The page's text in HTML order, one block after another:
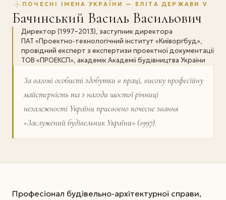
ПОЧЕСНІ ІМЕНА УКРАЇНИ — ЕЛІТА ДЕРЖАВИ V
Бачинський Василь Васильович
Директор (1997–2013), заступник директора
ПАТ «Проектно-технологічний інститут «Київоргбуд»,
провідний експерт з експертизи проектної документації
ТОВ «ПРОЕКСП», академік Академії будівництва України
За вагомі особисті здобутки в праці, високу професійну
майстерність та з нагоди шостої річниці
незалежності України присвоєно почесне звання
«Заслужений будівельник України» (1997).
Професіонал будівельно-архітектурної справи,